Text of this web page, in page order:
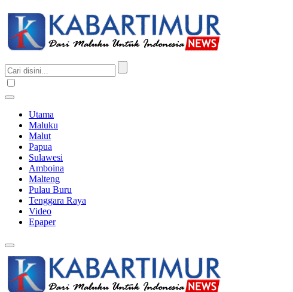
Utama
Maluku
Malut
Papua
Sulawesi
Amboina
Malteng
Pulau Buru
Tenggara Raya
Video
Epaper